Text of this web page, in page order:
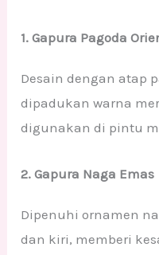
1. Gapura Pagoda
Desain dengan atap
dipadukan warna
digunakan di pintu
2. Gapura Naga Emas
Dipenuhi ornamen
dan kiri, memberi